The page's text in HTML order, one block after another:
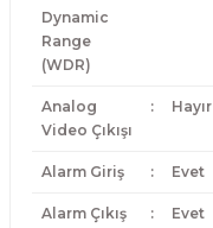
Dynamic
Range
(WDR)
Analog
Video Çıkışı
: Hayır
Alarm Giriş : Evet
Alarm Çıkış : Evet